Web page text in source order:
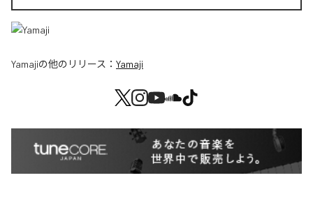
Yamajiの他のリリース： Yamaji